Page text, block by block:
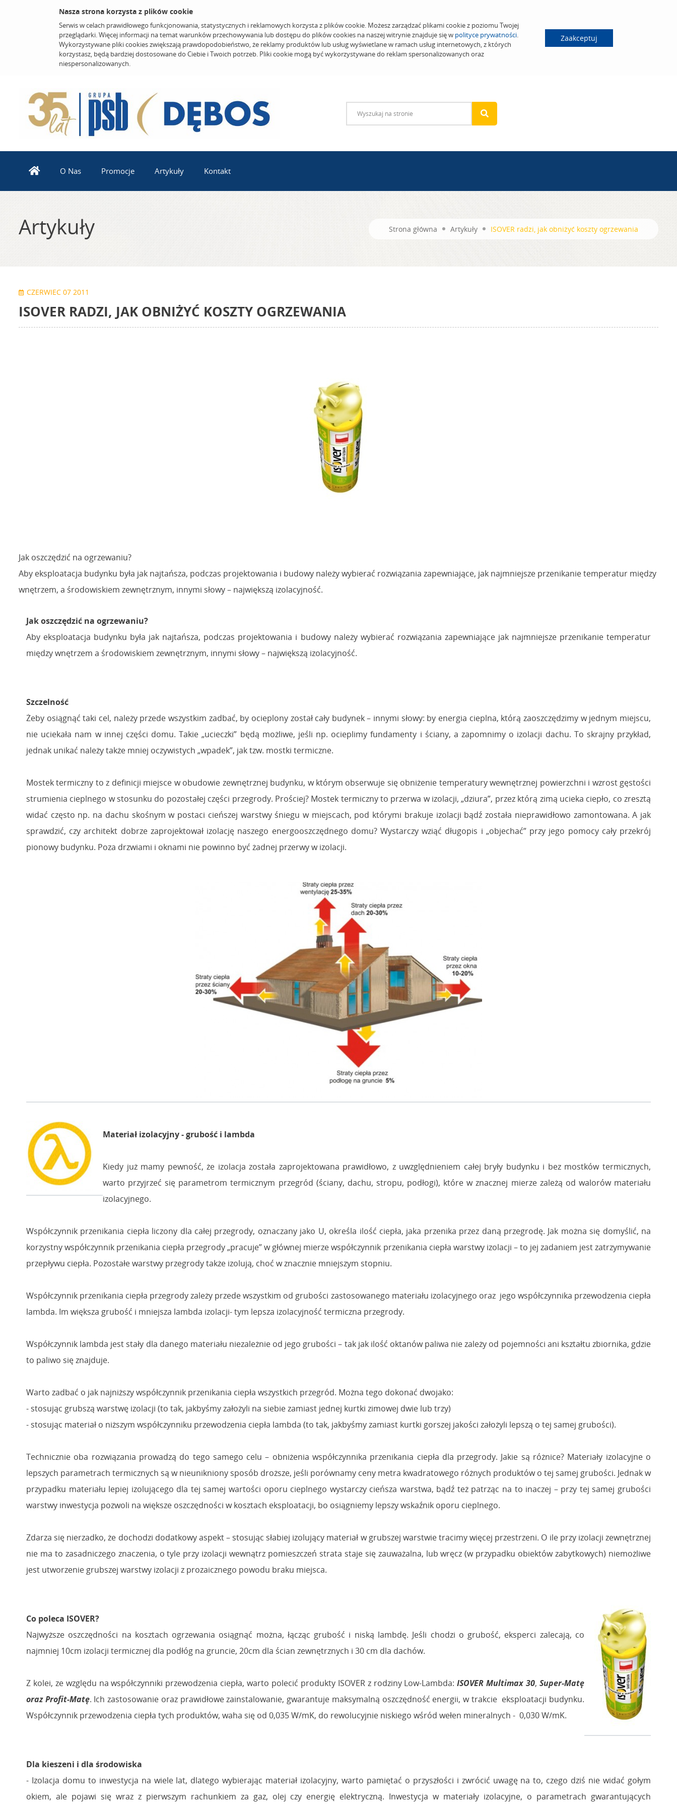
Nasza strona korzysta z plików cookie
Serwis w celach prawidłowego funkcjonowania, statystycznych i reklamowych korzysta z plików cookie. Możesz zarządzać plikami cookie z poziomu Twojej
przeglądarki. Więcej informacji na temat warunków przechowywania lub dostępu do plików cookies na naszej witrynie znajduje się w polityce prywatności.
Wykorzystywane pliki cookies zwiększają prawdopodobieństwo, że reklamy produktów lub usług wyświetlane w ramach usług internetowych, z których
korzystasz, będą bardziej dostosowane do Ciebie i Twoich potrzeb. Pliki cookie mogą być wykorzystywane do reklam spersonalizowanych oraz
niespersonalizowanych.
Zaakceptuj
O Nas Promocje Artykuły Kontakt
Artykuły Strona główna Artykuły ISOVER radzi, jak obniżyć koszty ogrzewania
CZERWIEC 07 2011
ISOVER RADZI, JAK OBNIŻYĆ KOSZTY OGRZEWANIA
Jak oszczędzić na ogrzewaniu?
Aby eksploatacja budynku była jak najtańsza, podczas projektowania i budowy należy wybierać rozwiązania zapewniające, jak najmniejsze przenikanie temperatur między
wnętrzem, a środowiskiem zewnętrznym, innymi słowy – największą izolacyjność.
Jak oszczędzić na ogrzewaniu?
Aby eksploatacja budynku była jak najtańsza, podczas projektowania i budowy należy wybierać rozwiązania zapewniające jak najmniejsze przenikanie temperatur
między wnętrzem a środowiskiem zewnętrznym, innymi słowy – największą izolacyjność.
Szczelność
Żeby osiągnąć taki cel, należy przede wszystkim zadbać, by ocieplony został cały budynek – innymi słowy: by energia cieplna, którą zaoszczędzimy w jednym miejscu,
nie uciekała nam w innej części domu. Takie „ucieczki” będą możliwe, jeśli np. ocieplimy fundamenty i ściany, a zapomnimy o izolacji dachu. To skrajny przykład,
jednak unikać należy także mniej oczywistych „wpadek”, jak tzw. mostki termiczne.
Mostek termiczny to z definicji miejsce w obudowie zewnętrznej budynku, w którym obserwuje się obniżenie temperatury wewnętrznej powierzchni i wzrost gęstości
strumienia cieplnego w stosunku do pozostałej części przegrody. Prościej? Mostek termiczny to przerwa w izolacji, „dziura”, przez którą zimą ucieka ciepło, co zresztą
widać często np. na dachu skośnym w postaci cieńszej warstwy śniegu w miejscach, pod którymi brakuje izolacji bądź została nieprawidłowo zamontowana. A jak
sprawdzić, czy architekt dobrze zaprojektował izolację naszego energooszczędnego domu? Wystarczy wziąć długopis i „objechać” przy jego pomocy cały przekrój
pionowy budynku. Poza drzwiami i oknami nie powinno być żadnej przerwy w izolacji.
Materiał izolacyjny - grubość i lambda
Kiedy już mamy pewność, że izolacja została zaprojektowana prawidłowo, z uwzględnieniem całej bryły budynku i bez mostków termicznych,
warto przyjrzeć się parametrom termicznym przegród (ściany, dachu, stropu, podłogi), które w znacznej mierze zależą od walorów materiału
izolacyjnego.
Współczynnik przenikania ciepła liczony dla całej przegrody, oznaczany jako U, określa ilość ciepła, jaka przenika przez daną przegrodę. Jak można się domyślić, na
korzystny współczynnik przenikania ciepła przegrody „pracuje” w głównej mierze współczynnik przenikania ciepła warstwy izolacji – to jej zadaniem jest zatrzymywanie
przepływu ciepła. Pozostałe warstwy przegrody także izolują, choć w znacznie mniejszym stopniu.
Współczynnik przenikania ciepła przegrody zależy przede wszystkim od grubości zastosowanego materiału izolacyjnego oraz jego współczynnika przewodzenia ciepła
lambda. Im większa grubość i mniejsza lambda izolacji- tym lepsza izolacyjność termiczna przegrody.
Współczynnik lambda jest stały dla danego materiału niezależnie od jego grubości – tak jak ilość oktanów paliwa nie zależy od pojemności ani kształtu zbiornika, gdzie
to paliwo się znajduje.
Warto zadbać o jak najniższy współczynnik przenikania ciepła wszystkich przegród. Można tego dokonać dwojako:
- stosując grubszą warstwę izolacji (to tak, jakbyśmy założyli na siebie zamiast jednej kurtki zimowej dwie lub trzy)
- stosując materiał o niższym współczynniku przewodzenia ciepła lambda (to tak, jakbyśmy zamiast kurtki gorszej jakości założyli lepszą o tej samej grubości).
Technicznie oba rozwiązania prowadzą do tego samego celu – obniżenia współczynnika przenikania ciepła dla przegrody. Jakie są różnice? Materiały izolacyjne o
lepszych parametrach termicznych są w nieunikniony sposób droższe, jeśli porównamy ceny metra kwadratowego różnych produktów o tej samej grubości. Jednak w
przypadku materiału lepiej izolującego dla tej samej wartości oporu cieplnego wystarczy cieńsza warstwa, bądź też patrząc na to inaczej – przy tej samej grubości
warstwy inwestycja pozwoli na większe oszczędności w kosztach eksploatacji, bo osiągniemy lepszy wskaźnik oporu cieplnego.
Zdarza się nierzadko, że dochodzi dodatkowy aspekt – stosując słabiej izolujący materiał w grubszej warstwie tracimy więcej przestrzeni. O ile przy izolacji zewnętrznej
nie ma to zasadniczego znaczenia, o tyle przy izolacji wewnątrz pomieszczeń strata staje się zauważalna, lub wręcz (w przypadku obiektów zabytkowych) niemożliwe
jest utworzenie grubszej warstwy izolacji z prozaicznego powodu braku miejsca.
Co poleca ISOVER?
Najwyższe oszczędności na kosztach ogrzewania osiągnąć można, łącząc grubość i niską lambdę. Jeśli chodzi o grubość, eksperci zalecają, co
najmniej 10cm izolacji termicznej dla podłóg na gruncie, 20cm dla ścian zewnętrznych i 30 cm dla dachów.
Z kolei, ze względu na współczynniki przewodzenia ciepła, warto polecić produkty ISOVER z rodziny Low-Lambda: ISOVER Multimax 30,Super-Matę
oraz Profit-Matę. Ich zastosowanie oraz prawidłowe zainstalowanie, gwarantuje maksymalną oszczędność energii, w trakcie eksploatacji budynku.
Współczynnik przewodzenia ciepła tych produktów, waha się od 0,035 W/mK, do rewolucyjnie niskiego wśród wełen mineralnych - 0,030 W/mK.
Dla kieszeni i dla środowiska
- Izolacja domu to inwestycja na wiele lat, dlatego wybierając materiał izolacyjny, warto pamiętać o przyszłości i zwrócić uwagę na to, czego dziś nie widać gołym
okiem, ale pojawi się wraz z pierwszym rachunkiem za gaz, olej czy energię elektryczną. Inwestycja w materiały izolacyjne, o parametrach gwarantujących